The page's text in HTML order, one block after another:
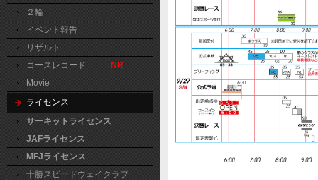
２輪
イベント報告
リザルト
コースレコード
NR
Movie
ライセンス
サーキットライセンス
JAFライセンス
MFJライセンス
十勝スピードウェイクラブ